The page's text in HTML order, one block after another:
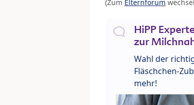
(Zum Elternforum
HiPP
zur
Wahl der
Fläschchen-
mehr!